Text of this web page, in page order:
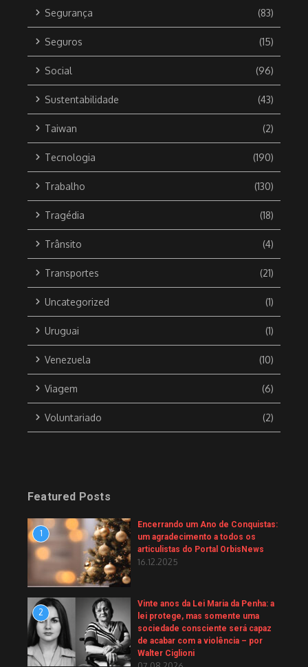
Segurança (83)
Seguros (15)
Social (96)
Sustentabilidade (43)
Taiwan (2)
Tecnologia (190)
Trabalho (130)
Tragédia (18)
Trânsito (4)
Transportes (21)
Uncategorized (1)
Uruguai (1)
Venezuela (10)
Viagem (6)
Voluntariado (2)
Featured Posts
1
Encerrando um Ano de Conquistas:
um agradecimento a todos os
articulistas do Portal OrbisNews
16.12.2025
2
Vinte anos da Lei Maria da Penha: a
lei protege, mas somente uma
sociedade consciente será capaz
de acabar com a violência – por
Walter Ciglioni